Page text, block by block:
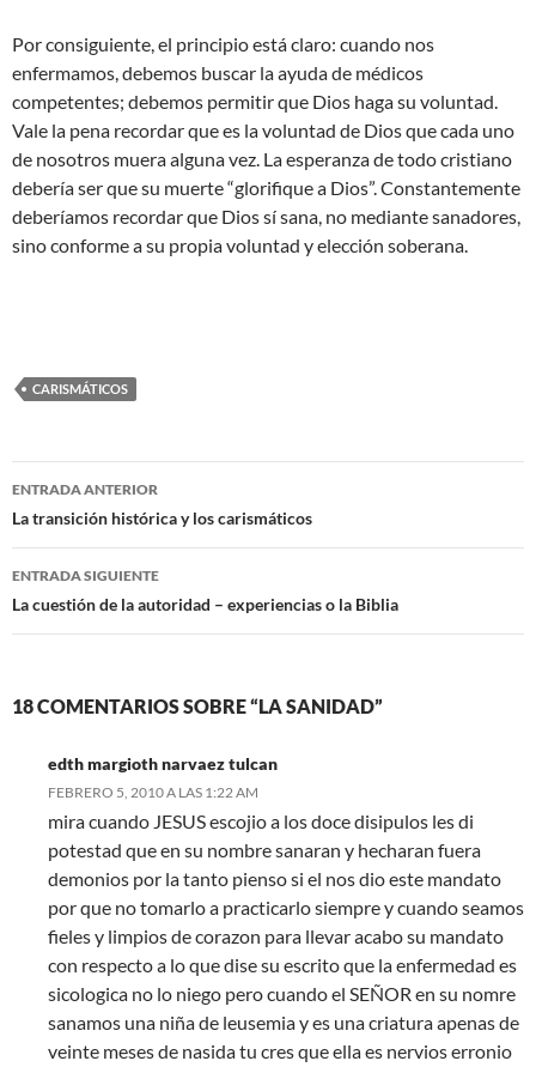
Por consiguiente, el principio está claro: cuando nos
enfermamos, debemos buscar la ayuda de médicos
competentes; debemos permitir que Dios haga su voluntad.
Vale la pena recordar que es la voluntad de Dios que cada uno
de nosotros muera alguna vez. La esperanza de todo cristiano
debería ser que su muerte “glorifique a Dios”. Constantemente
deberíamos recordar que Dios sí sana, no mediante sanadores,
sino conforme a su propia voluntad y elección soberana.
CARISMÁTICOS
Navegación
de
entradas
ENTRADA ANTERIOR
La transición histórica y los carismáticos
ENTRADA SIGUIENTE
La cuestión de la autoridad – experiencias o la Biblia
18 COMENTARIOS SOBRE “LA SANIDAD”
edth margioth narvaez tulcan
FEBRERO 5, 2010 A LAS 1:22 AM
mira cuando JESUS escojio a los doce disipulos les di
potestad que en su nombre sanaran y hecharan fuera
demonios por la tanto pienso si el nos dio este mandato
por que no tomarlo a practicarlo siempre y cuando seamos
fieles y limpios de corazon para llevar acabo su mandato
con respecto a lo que dise su escrito que la enfermedad es
sicologica no lo niego pero cuando el SEÑOR en su nomre
sanamos una niña de leusemia y es una criatura apenas de
veinte meses de nasida tu cres que ella es nervios erronio